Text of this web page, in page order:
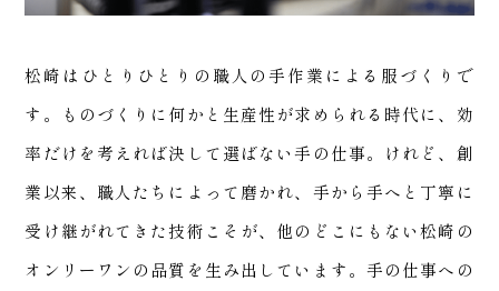
サポ
松崎はひとりひとりの職人の手作業による服づくりで
す。ものづくりに何かと生産性が求められる時代に、効
率だけを考えれば決して選ばない手の仕事。けれど、創
業以来、職人たちによって磨かれ、手から手へと丁寧に
受け継がれてきた技術こそが、他のどこにもない松崎の
オンリーワンの品質を生み出しています。手の仕事への